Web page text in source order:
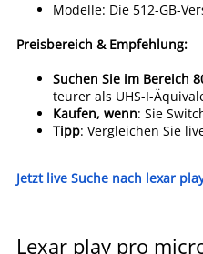
Modelle: Die 512-GB-
Preisbereich & Empfehlung:
Suchen Sie im Bereich
teurer als UHS-I-
Kaufen, wenn: Sie
Tipp: Vergleichen Sie
Jetzt live Suche nach lexar
Lexar play pro